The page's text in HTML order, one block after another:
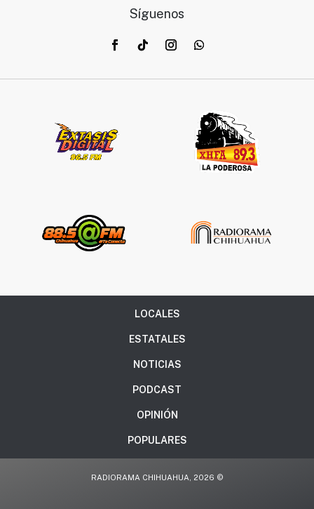
Síguenos
LOCALES
ESTATALES
NOTICIAS
PODCAST
OPINIÓN
POPULARES
RADIORAMA CHIHUAHUA, 2026 ©